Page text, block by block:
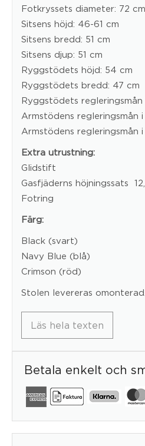
Fotkryssets diameter: 72 cm
Sitsens höjd: 46-61 cm
Sitsens bredd: 51 cm
Sitsens djup: 51 cm
Ryggstödets höjd: 54 cm
Ryggstödets bredd: 47 cm
Ryggstödets regleringsmån
Armstödens regleringsmån
Armstödens regleringsmån
Extra utrustning:
Glidstift
Gasfjäderns höjningssats
Fotring
Färg:
Black (svart)
Navy Blue (blå)
Crimson (röd)
Stolen levereras omonterad.
Läs hela texten
Betala enkelt och